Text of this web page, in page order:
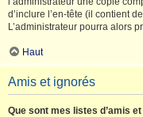
d’inclure l’en-tête (il contient
L’administrateur pourra alors
Haut
Amis et ignorés
Que sont mes listes d’amis et